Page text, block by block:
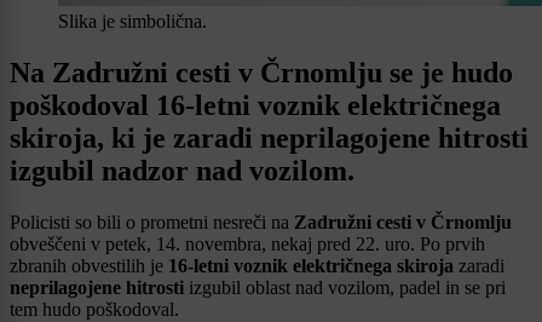
Slika je simbolična.
Na Zadružni cesti v Črnomlju se je hudo
poškodoval 16-letni voznik električnega
skiroja, ki je zaradi neprilagojene hitrosti
izgubil nadzor nad vozilom.
Policisti so bili o prometni nesreči na Zadružni cesti v Črnomlju
obveščeni v petek, 14. novembra, nekaj pred 22. uro. Po prvih
zbranih obvestilih je 16-letni voznik električnega skiroja zaradi
neprilagojene hitrosti izgubil oblast nad vozilom, padel in se pri
tem hudo poškodoval.